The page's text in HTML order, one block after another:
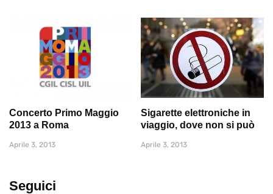
Concerto Primo Maggio
2013 a Roma
Aprile 3, 2013
Sigarette elettroniche in
viaggio, dove non si può
Aprile 3, 2013
Seguici